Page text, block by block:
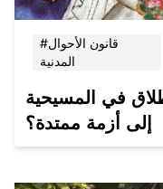
#قانون الأحوال
المدنية
في المسيحية
إلى أزمة ممتدة؟